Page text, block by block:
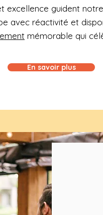
excellence guident
avec réactivité et
mémorable qui
En savoir plus